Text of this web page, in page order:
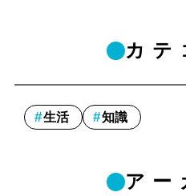
カテ
生活 知識
アー